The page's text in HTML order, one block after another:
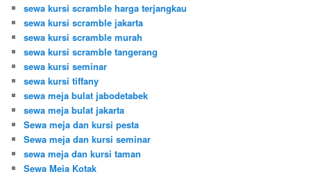
sewa kursi scramble harga terjangkau
sewa kursi scramble jakarta
sewa kursi scramble murah
sewa kursi scramble tangerang
sewa kursi seminar
sewa kursi tiffany
sewa meja bulat jabodetabek
sewa meja bulat jakarta
Sewa meja dan kursi pesta
Sewa meja dan kursi seminar
sewa meja dan kursi taman
Sewa Meja Kotak